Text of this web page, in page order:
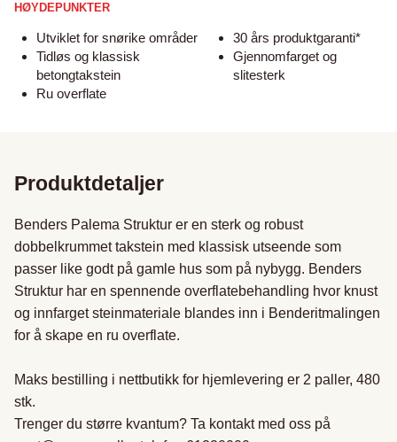
HØYDEPUNKTER
Utviklet for snørike områder
Tidløs og klassisk
betongtakstein
Ru overflate
30 års produktgaranti*
Gjennomfarget og
slitesterk
Produktdetaljer
Benders Palema Struktur er en sterk og robust
dobbelkrummet takstein med klassisk utseende som
passer like godt på gamle hus som på nybygg. Benders
Struktur har en spennende overflatebehandling hvor knust
og innfarget steinmateriale blandes inn i Benderitmalingen
for å skape en ru overflate.
Maks bestilling i nettbutikk for hjemlevering er 2 paller, 480
stk.
Trenger du større kvantum? Ta kontakt med oss på